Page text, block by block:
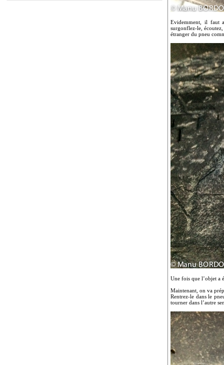
Evidemment, il faut
surgonflez-le,
étranger du pneu
Une fois que l’objet a
Maintenant, on va
Rentrez-le dans le
tourner dans l’autre